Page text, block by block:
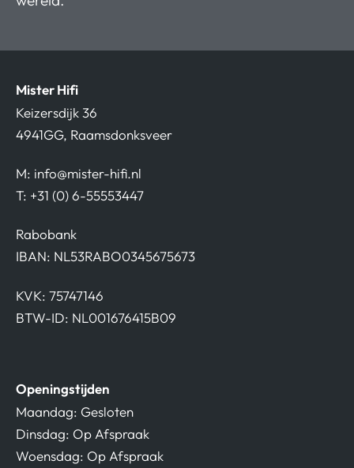
Mister Hifi
Keizersdijk 36
4941GG, Raamsdonksveer
M: info@mister-hifi.nl
T: +31 (0) 6-55553447
Rabobank
IBAN: NL53RABO0345675673
KVK: 75747146
BTW-ID: NL001676415B09
Openingstijden
Maandag: Gesloten
Dinsdag: Op Afspraak
Woensdag: Op Afspraak